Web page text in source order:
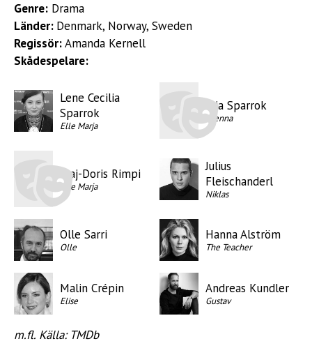
Genre: Drama
Länder: Denmark, Norway, Sweden
Regissör:Amanda Kernell
Skådespelare:
Lene Cecilia
Sparrok
Elle Marja
Mia Sparrok
Njenna
Maj-Doris Rimpi
Elle Marja
Julius
Fleischanderl
Niklas
Olle Sarri
Olle
Hanna Alström
The Teacher
Malin Crépin
Elise
Andreas Kundler
Gustav
m.fl. Källa: TMDb